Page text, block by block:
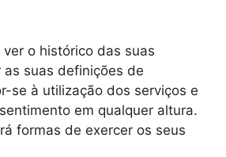
o histórico das suas
as suas definições de
se à utilização dos serviços e
em qualquer altura.
formas de exercer os seus